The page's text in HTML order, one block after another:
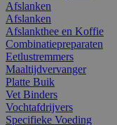
Afslanken
Afslanken
Afslankthee en Koffie
Combinatiepreparaten
Eetlustremmers
Maaltijdvervanger
Platte Buik
Vet Binders
Vochtafdrijvers
Specifieke Voeding